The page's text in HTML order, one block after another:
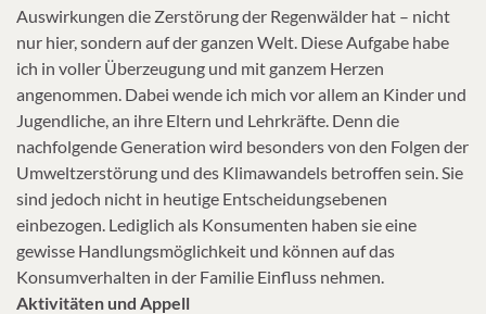
Auswirkungen die Zerstörung der Regenwälder hat – nicht
nur hier, sondern auf der ganzen Welt. Diese Aufgabe habe
ich in voller Überzeugung und mit ganzem Herzen
angenommen. Dabei wende ich mich vor allem an Kinder und
Jugendliche, an ihre Eltern und Lehrkräfte. Denn die
nachfolgende Generation wird besonders von den Folgen der
Umweltzerstörung und des Klimawandels betroffen sein. Sie
sind jedoch nicht in heutige Entscheidungsebenen
einbezogen. Lediglich als Konsumenten haben sie eine
gewisse Handlungsmöglichkeit und können auf das
Konsumverhalten in der Familie Einfluss nehmen.
Aktivitäten und Appell